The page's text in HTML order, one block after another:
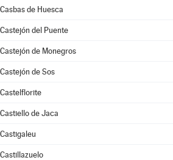
Casbas de Huesca
Castejón del Puente
Castejón de Monegros
Castejón de Sos
Castelflorite
Castiello de Jaca
Castigaleu
Castillazuelo